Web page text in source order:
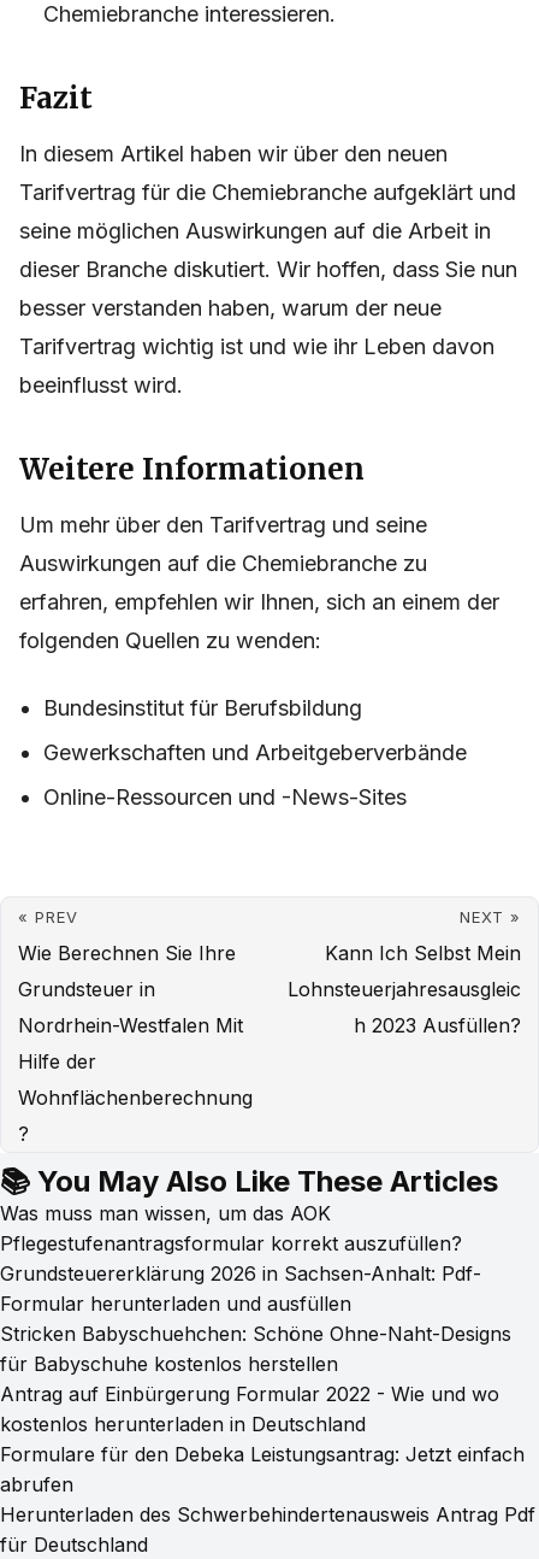
Chemiebranche interessieren.
Fazit
In diesem Artikel haben wir über den neuen
Tarifvertrag für die Chemiebranche aufgeklärt und
seine möglichen Auswirkungen auf die Arbeit in
dieser Branche diskutiert. Wir hoffen, dass Sie nun
besser verstanden haben, warum der neue
Tarifvertrag wichtig ist und wie ihr Leben davon
beeinflusst wird.
Weitere Informationen
Um mehr über den Tarifvertrag und seine
Auswirkungen auf die Chemiebranche zu
erfahren, empfehlen wir Ihnen, sich an einem der
folgenden Quellen zu wenden:
Bundesinstitut für Berufsbildung
Gewerkschaften und Arbeitgeberverbände
Online-Ressourcen und -News-Sites
« PREV
Wie Berechnen Sie Ihre
Grundsteuer in
Nordrhein-Westfalen Mit
Hilfe der
Wohnflächenberechnung
?
NEXT »
Kann Ich Selbst Mein
Lohnsteuerjahresausgleic
h 2023 Ausfüllen?
📚 You May Also Like These Articles
Was muss man wissen, um das AOK
Pflegestufenantragsformular korrekt auszufüllen?
Grundsteuererklärung 2026 in Sachsen-Anhalt: Pdf-
Formular herunterladen und ausfüllen
Stricken Babyschuehchen: Schöne Ohne-Naht-Designs
für Babyschuhe kostenlos herstellen
Antrag auf Einbürgerung Formular 2022 - Wie und wo
kostenlos herunterladen in Deutschland
Formulare für den Debeka Leistungsantrag: Jetzt einfach
abrufen
Herunterladen des Schwerbehindertenausweis Antrag Pdf
für Deutschland